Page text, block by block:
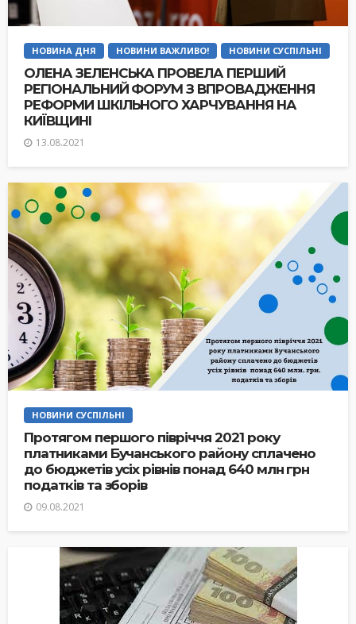
НОВИНА ДНЯ НОВИНИ ВАЖЛИВО! НОВИНИ СУСПІЛЬНІ
ОЛЕНА ЗЕЛЕНСЬКА ПРОВЕЛА ПЕРШИЙ
РЕГІОНАЛЬНИЙ ФОРУМ З ВПРОВАДЖЕННЯ
РЕФОРМИ ШКІЛЬНОГО ХАРЧУВАННЯ НА
КИЇВЩИНІ
13.08.2021
НОВИНИ СУСПІЛЬНІ
Протягом першого півріччя 2021 року
платниками Бучанського району сплачено
до бюджетів усіх рівнів понад 640 млн грн
податків та зборів
09.08.2021